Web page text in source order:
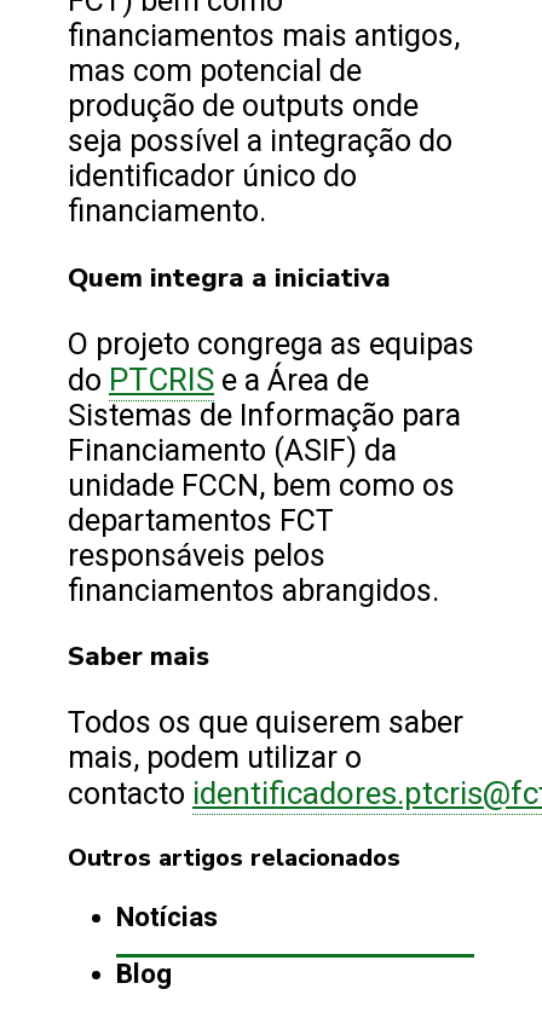
financiamentos mais antigos,
mas com potencial de
produção de outputs onde
seja possível a integração do
identificador único do
financiamento.
Quem integra a iniciativa
O projeto congrega as equipas
do PTCRIS e a Área de
Sistemas de Informação para
Financiamento (ASIF) da
unidade FCCN, bem como os
departamentos FCT
responsáveis pelos
financiamentos abrangidos.
Saber mais
Todos os que quiserem saber
mais, podem utilizar o
contacto
Outros artigos relacionados
Notícias
Blog